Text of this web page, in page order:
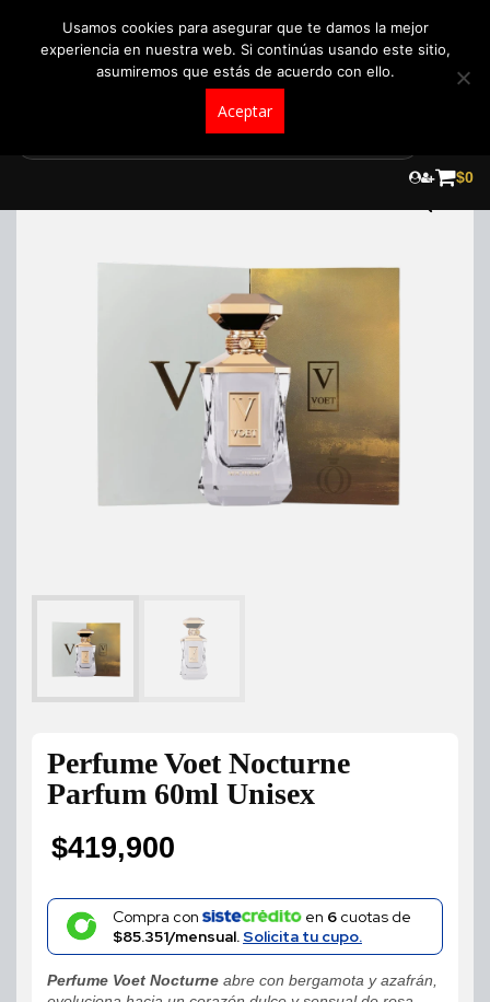
$0
Perfume Voet Nocturne
Parfum 60ml Unisex
$419,900
Compra con en 6cuotas de
$85.351/mensual.Solicita tu cupo.
Perfume Voet Nocturne abre con bergamota y azafrán,
Usamos cookies para asegurar que te damos la mejor
experiencia en nuestra web. Si continúas usando este sitio,
asumiremos que estás de acuerdo con ello.
Aceptar